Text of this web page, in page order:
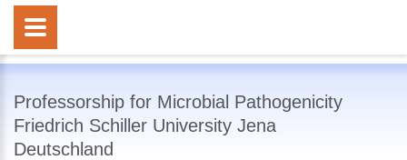
Professorship for Microbial Pathogenicity
Friedrich Schiller University Jena
Deutschland